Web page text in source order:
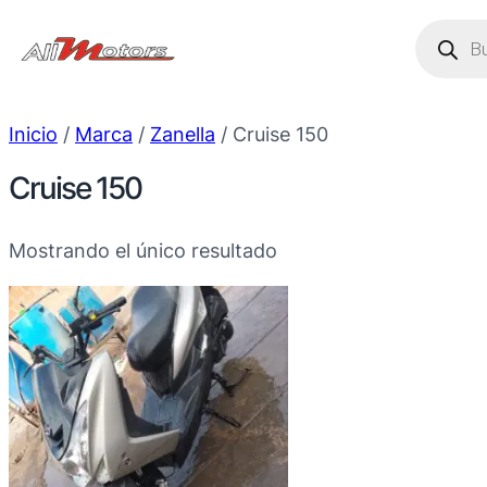
Inicio / Marca / Zanella / Cruise 150
Cruise 150
Mostrando el único resultado